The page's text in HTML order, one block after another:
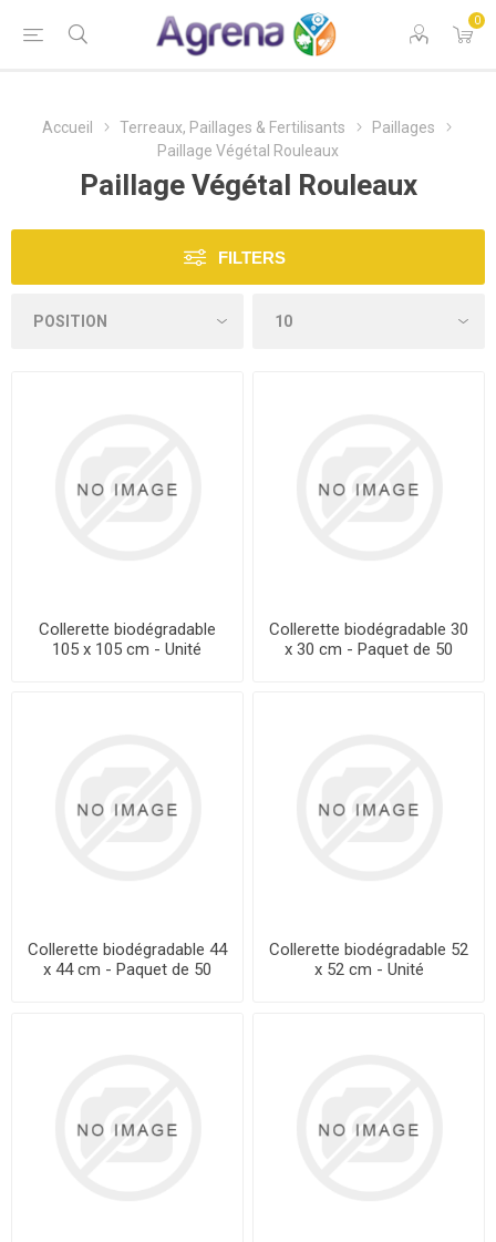
0
Accueil Terreaux, Paillages & Fertilisants
Paillages
Paillage Végétal Rouleaux
Paillage Végétal Rouleaux
FILTERS
Collerette biodégradable
105 x 105 cm - Unité
Collerette biodégradable 30
x 30 cm - Paquet de 50
Collerette biodégradable 44
x 44 cm - Paquet de 50
Collerette biodégradable 52
x 52 cm - Unité